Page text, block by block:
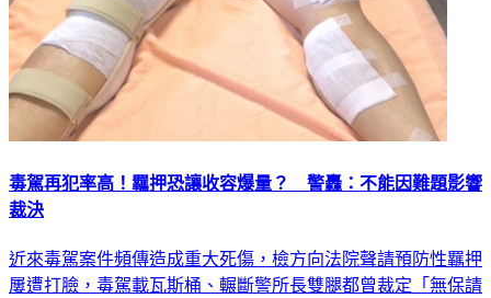
毒駕再犯率高！羈押恐讓收容爆量？ 警轟：不能因難題影響
裁決
近來毒駕案件頻傳造成重大死傷，檢方向法院聲請預防性羈押
屢遭打臉，毒駕載瓦斯桶、輾斷警所長雙腿都曾裁定「無保請